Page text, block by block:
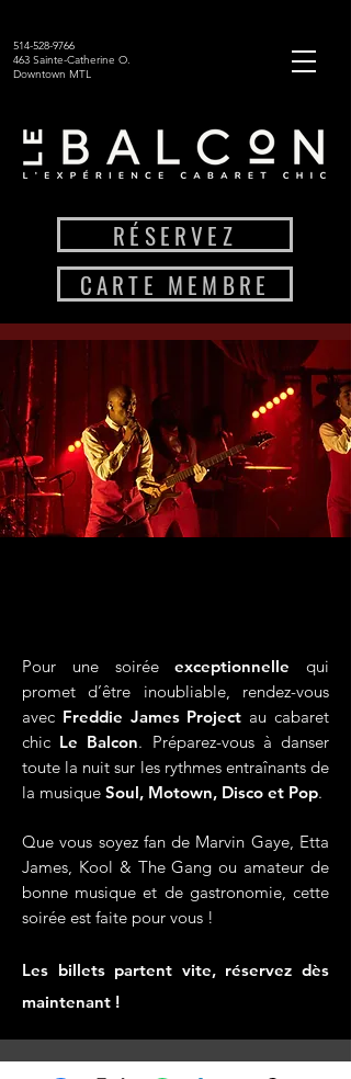
514-528-9766
463 Sainte-Catherine O.
Downtown MTL
RÉSERVEZ
CARTE MEMBRE
Pour une soiréeexceptionnelle qui
promet d’être inoubliable, rendez-vous
avec Freddie James Project au cabaret
chic Le Balcon. Préparez-vous à danser
toute la nuit sur les rythmes entraînants de
la musique Soul, Motown, Disco et Pop.
Que vous soyez fan de Marvin Gaye, Etta
James, Kool & The Gang ou amateur de
bonne musique et de gastronomie, cette
soirée est faite pour vous !
Les billets partent vite, réservez dès
maintenant !